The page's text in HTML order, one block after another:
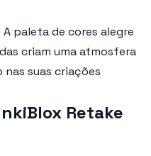
A paleta de cores alegre
criam uma atmosfera
suas criações
Retake